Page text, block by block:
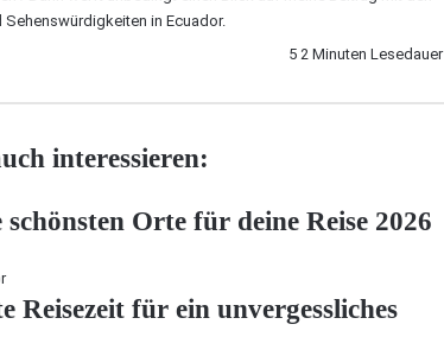
in Ecuador.
5 2 Minuten Lesedauer
interessieren:
Orte für deine Reise 2026
Reisezeit für ein unvergessliches